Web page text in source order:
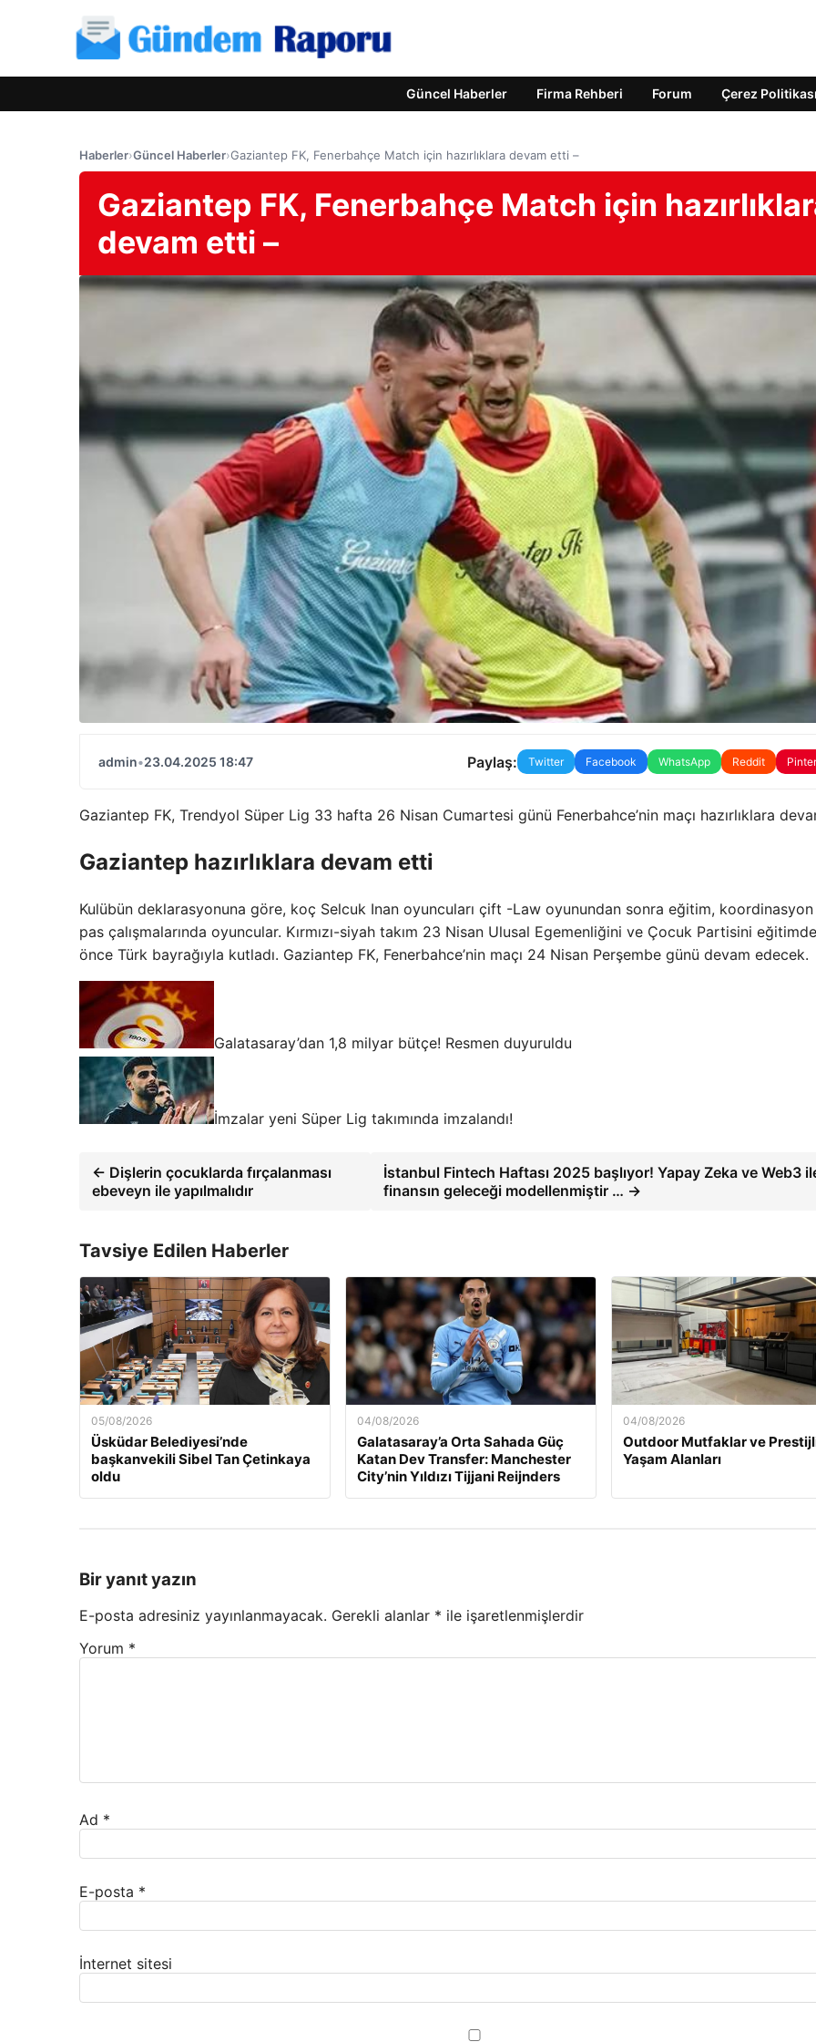
Güncel Haberler Firma Rehberi Forum Çerez Politikası
Haberler›Güncel Haberler›Gaziantep FK, Fenerbahçe Match için hazırlıklara devam etti –
Gaziantep FK, Fenerbahçe Match için
devam etti –
admin•23.04.2025 18:47 Paylaş: Twitter Facebook WhatsApp Reddit
Gaziantep FK, Trendyol Süper Lig 33 hafta 26 Nisan Cumartesi günü Fenerbahce’nin maçı hazırlıklara
Gaziantep hazırlıklara devam etti
Kulübün deklarasyonuna göre, koç Selcuk Inan oyuncuları çift -Law oyunundan sonra eğitim,
pas çalışmalarında oyuncular. Kırmızı-siyah takım 23 Nisan Ulusal Egemenliğini ve Çocuk Partisini
önce Türk bayrağıyla kutladı. Gaziantep FK, Fenerbahce’nin maçı 24 Nisan Perşembe günü devam edecek.
Galatasaray’dan 1,8 milyar bütçe! Resmen duyuruldu
İmzalar yeni Süper Lig takımında imzalandı!
← Dişlerin çocuklarda fırçalanması
ebeveyn ile yapılmalıdır
İstanbul Fintech Haftası 2025 başlıyor! Yapay Zeka ve Web3
finansın geleceği modellenmiştir … →
Tavsiye Edilen Haberler
05/08/2026
Üsküdar Belediyesi’nde
başkanvekili Sibel Tan Çetinkaya
oldu
04/08/2026
Galatasaray’a Orta Sahada Güç
Katan Dev Transfer: Manchester
City’nin Yıldızı Tijjani Reijnders
04/08/2026
Outdoor Mutfaklar ve
Yaşam Alanları
Bir yanıt yazın
E-posta adresiniz yayınlanmayacak. Gerekli alanlar * ile işaretlenmişlerdir
Yorum *
Ad *
E-posta *
İnternet sitesi